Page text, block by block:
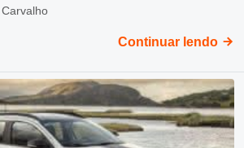
Continuar lendo